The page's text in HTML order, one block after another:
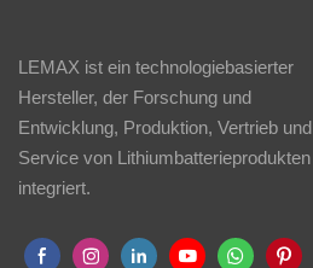
LEMAX ist ein technologiebasierter
Hersteller, der Forschung und
Entwicklung, Produktion, Vertrieb und
Service von Lithiumbatterieprodukten
integriert.